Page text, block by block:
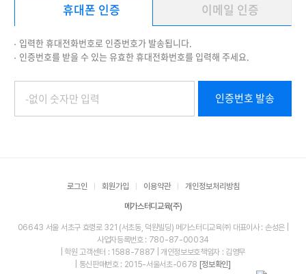
휴대폰 인증 이메일 인증
입력한 휴대전화번호로 인증번호가 발송됩니다.
인증번호를 받을 수 있는 유효한 휴대전화번호를 입력해 주세요.
인증번호 발송
로그인 회원가입 이용약관 개인정보처리방침
메가스터디교육(주)
06643 서울 서초구 효령로 321 (서초동, 덕원빌딩) 메가스터디교육㈜ 대표이사 : 손성은 |
사업자등록번호 : 780-87-00034
| 학원 고객센터 : 1588-7887 | 개인정보보호책임자 : 김영무
| 통신판매번호 : 2015-서울서초-0678 [정보확인]